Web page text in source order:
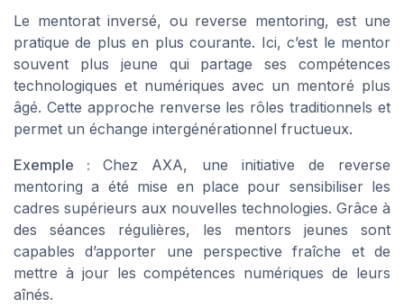
Le mentorat inversé, ou reverse mentoring, est une
pratique de plus en plus courante. Ici, c’est le mentor
souvent plus jeune qui partage ses compétences
technologiques et numériques avec un mentoré plus
âgé. Cette approche renverse les rôles traditionnels et
permet un échange intergénérationnel fructueux.
Exemple :Chez AXA, une initiative de reverse
mentoring a été mise en place pour sensibiliser les
cadres supérieurs aux nouvelles technologies. Grâce à
des séances régulières, les mentors jeunes sont
capables d’apporter une perspective fraîche et de
mettre à jour les compétences numériques de leurs
aînés.